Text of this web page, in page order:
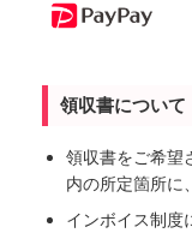
領収書について
領収書をご希望
内の所定箇所に
インボイス制度